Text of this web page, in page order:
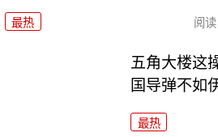
最热 阅读
五角大楼这
国导弹不如
最热